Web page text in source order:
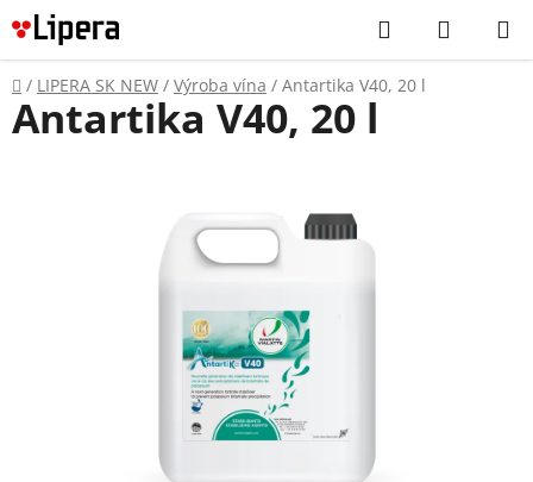
Prejsť
na
obsah
Hľadať
KOŠÍK
Domov
/ LIPERA SK NEW / Výroba vína / Antartika V40, 20 l
Antartika V40, 20 l